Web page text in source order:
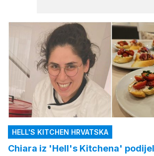
HELL'S KITCHEN HRVATSKA
Chiara iz 'Hell's Kitchena'